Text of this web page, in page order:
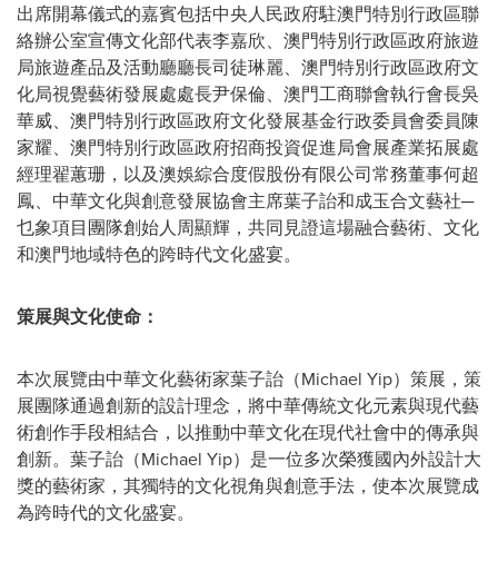
出席開幕儀式的嘉賓包括中央人民政府駐澳門特別行政區聯
絡辦公室宣傳文化部代表李嘉欣、澳門特別行政區政府旅遊
局旅遊產品及活動廳廳長司徒琳麗、澳門特別行政區政府文
化局視覺藝術發展處處長尹保倫、澳門工商聯會執行會長吳
華威、澳門特別行政區政府文化發展基金行政委員會委員陳
家耀、澳門特別行政區政府招商投資促進局會展產業拓展處
經理翟蕙珊，以及澳娛綜合度假股份有限公司常務董事何超
鳳、中華文化與創意發展協會主席葉子詒和成玉合文藝社─
乜象項目團隊創始人周顯輝，共同見證這場融合藝術、文化
和澳門地域特色的跨時代文化盛宴。
策展與文化使命：
本次展覽由中華文化藝術家葉子詒（Michael Yip）策展，策
展團隊通過創新的設計理念，將中華傳統文化元素與現代藝
術創作手段相結合，以推動中華文化在現代社會中的傳承與
創新。葉子詒（Michael Yip）是一位多次榮獲國內外設計大
獎的藝術家，其獨特的文化視角與創意手法，使本次展覽成
為跨時代的文化盛宴。